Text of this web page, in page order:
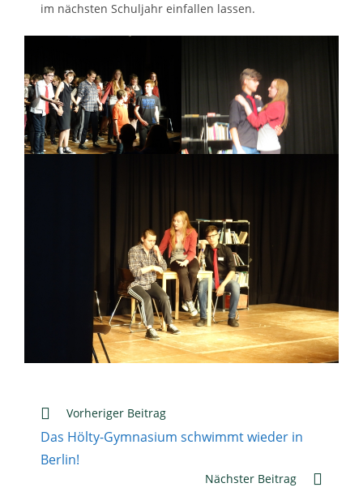
im nächsten Schuljahr einfallen lassen.
Weitere
ansehen
Vorheriger Beitrag
Das Hölty-Gymnasium schwimmt wieder in
Berlin!
Nächster Beitrag